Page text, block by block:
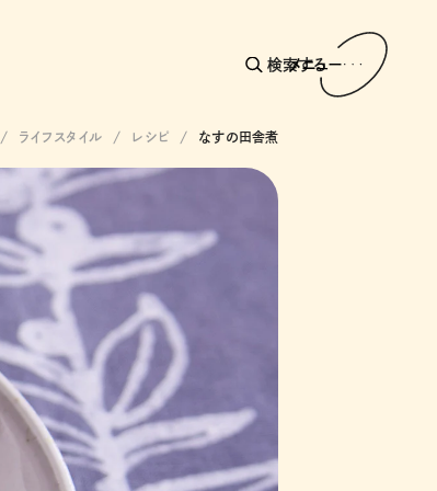
検索する
メニュー
ライフスタイル レシピ なすの田舎煮